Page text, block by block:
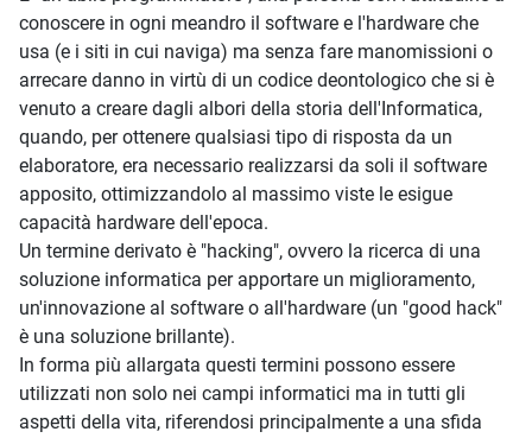
conoscere in ogni meandro il software e l'hardware che
usa (e i siti in cui naviga) ma senza fare manomissioni o
arrecare danno in virtù di un codice deontologico che si è
venuto a creare dagli albori della storia dell'Informatica,
quando, per ottenere qualsiasi tipo di risposta da un
elaboratore, era necessario realizzarsi da soli il software
apposito, ottimizzandolo al massimo viste le esigue
capacità hardware dell'epoca.
Un termine derivato è "hacking", ovvero la ricerca di una
soluzione informatica per apportare un miglioramento,
un'innovazione al software o all'hardware (un "good hack"
è una soluzione brillante).
In forma più allargata questi termini possono essere
utilizzati non solo nei campi informatici ma in tutti gli
aspetti della vita, riferendosi principalmente a una sfida